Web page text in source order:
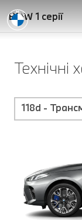
BMW 1 серії
Технічні
118d -